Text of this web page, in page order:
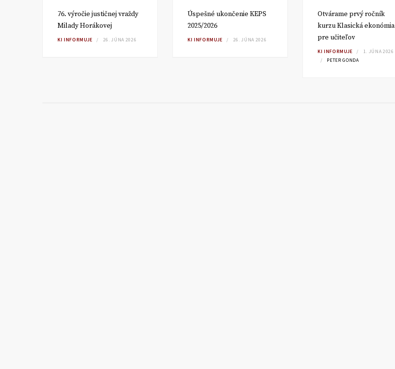
76. výročie justičnej vraždy
Milady Horákovej
KI INFORMUJE 26. JÚNA 2026
Úspešné ukončenie KEPS
2025/2026
KI INFORMUJE 26. JÚNA 2026
Otvárame prvý ročník
kurzu Klasická ekonómia
pre učiteľov
KI INFORMUJE
1. JÚNA 2026
PETER GONDA